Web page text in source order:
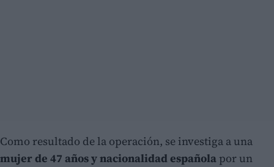
Como resultado de la operación, se investiga a una
mujer de 47 años y nacionalidad española por un